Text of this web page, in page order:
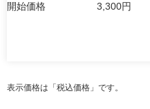
開始価格 3,300円
表示価格は「税込価格」です。